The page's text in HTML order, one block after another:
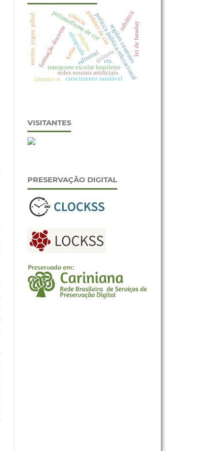
editorial
olimpíada política pública educacional
transporte escolar brasileiro
padrões de cor
polimorfismo de cor
quítonsregiões costeiras
robótica
redes neurais artificiais
keras
crescimento saudável
formação docente cts.
lei de faraday
ensino. jogos. pibid. ciência
arduino
circuito rc
VISITANTES
PRESERVAÇÃO DIGITAL